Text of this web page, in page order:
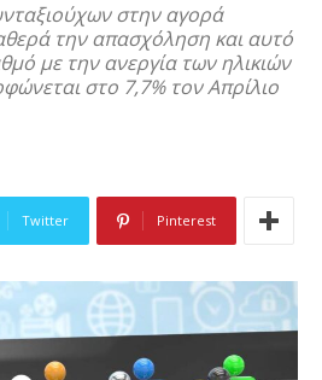
στην αγορά
την απασχόληση και αυτό
με την ανεργία των ηλικιών
στο 7,7% τον Απρίλιο
Twitter Pinterest